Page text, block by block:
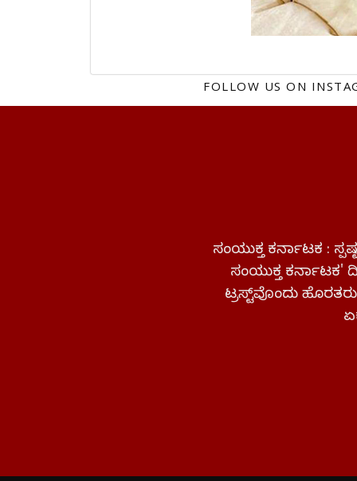
FOLLOW US ON
ಸಂಯುಕ್ತ ಕರ್ನಾಟಕ :
ಸಂಯುಕ್ತ ಕರ್ನಾಟಕ'
ಟ್ರಸ್ಟ್‌ವೊಂದು